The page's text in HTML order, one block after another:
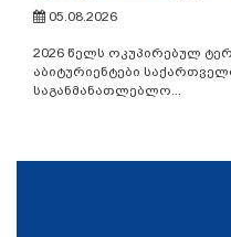
05.08.2026
2026 წელს ოკუპირებულ
აბიტურიენტები
საგანმანათლებლო...